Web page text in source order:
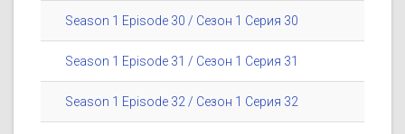
Season 1 Episode 30 / Сезон 1 Серия 30
Season 1 Episode 31 / Сезон 1 Серия 31
Season 1 Episode 32 / Сезон 1 Серия 32